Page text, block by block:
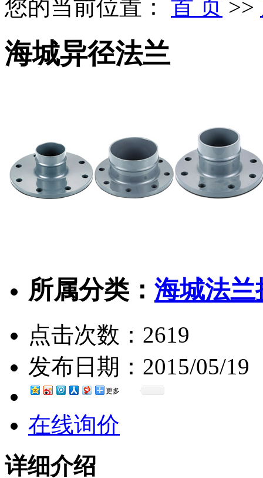
您的当前位置： 首 页 >>
海城异径法兰
所属分类： 海城法兰
点击次数： 2619
发布日期： 2015/05/19
更多
在线询价
详细介绍